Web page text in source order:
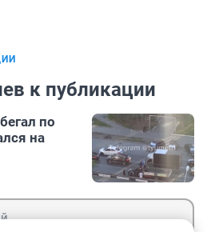
к публикации
по
на